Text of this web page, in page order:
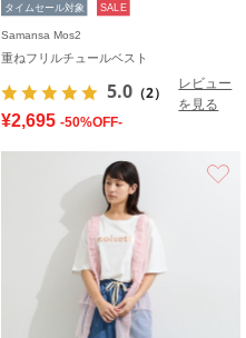
タイムセール対象 SALE
Samansa Mos2
重ねフリルチュールベスト
5.0 （2）
レビュー
を見る
¥2,695 -50%OFF-